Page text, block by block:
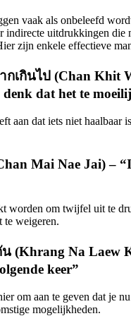
vaak als onbeleefd
indirecte uitdrukkingen die
zijn enkele effectieve
เกินไป (Chan Khit
dat het te
aan dat iets niet haalbaar
Mai Nae Jai) –
worden om twijfel uit te
te weigeren.
(Khrang Na Laew
keer”
om aan te geven dat je
mogelijkheden.